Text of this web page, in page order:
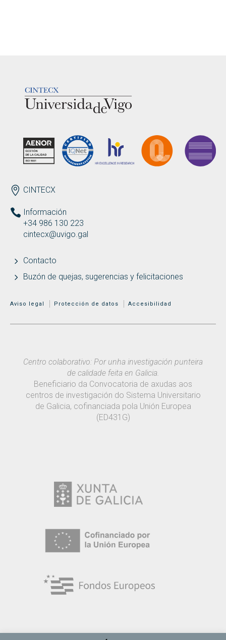
ENDEREZO ES
CINTECX
Información
+34 986 130 223
cintecx@uvigo.gal
Contacto
Buzón de quejas, sugerencias y felicitaciones
MENÚ ADICIONAL
Aviso legal Protección de datos Accesibilidad
Centro colaborativo: Por unha investigación punteira
de calidade feita en Galicia.
Beneficiario da Convocatoria de axudas aos
centros de investigación do Sistema Universitario
de Galicia, cofinanciada pola Unión Europea
(ED431G)